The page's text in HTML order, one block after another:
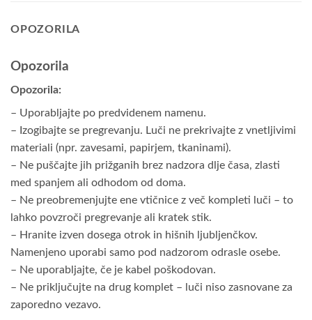
OPOZORILA
Opozorila
Opozorila:
– Uporabljajte po predvidenem namenu.
– Izogibajte se pregrevanju. Luči ne prekrivajte z vnetljivimi
materiali (npr. zavesami, papirjem, tkaninami).
– Ne puščajte jih prižganih brez nadzora dlje časa, zlasti
med spanjem ali odhodom od doma.
– Ne preobremenjujte ene vtičnice z več kompleti luči – to
lahko povzroči pregrevanje ali kratek stik.
– Hranite izven dosega otrok in hišnih ljubljenčkov.
Namenjeno uporabi samo pod nadzorom odrasle osebe.
– Ne uporabljajte, če je kabel poškodovan.
– Ne priključujte na drug komplet – luči niso zasnovane za
zaporedno vezavo.